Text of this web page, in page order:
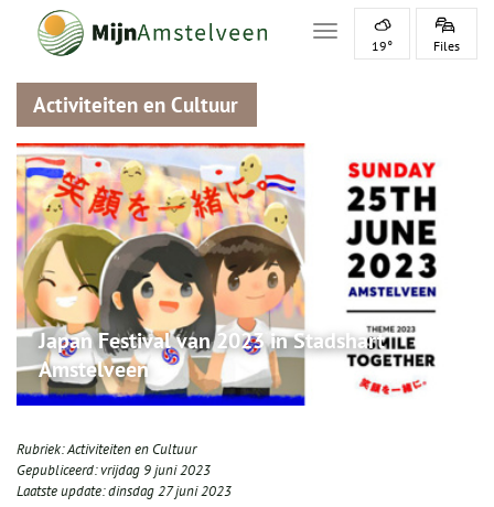
Toggle navigation
19° Files
Activiteiten en Cultuur
Japan Festival van 2023 in Stadshart
Amstelveen
Rubriek:Activiteiten en Cultuur
Gepubliceerd:vrijdag 9 juni 2023
Laatste update:dinsdag 27 juni 2023